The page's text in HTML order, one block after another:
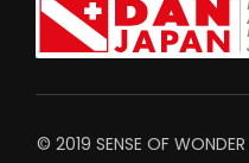
© 2019 SENSE OF WONDER